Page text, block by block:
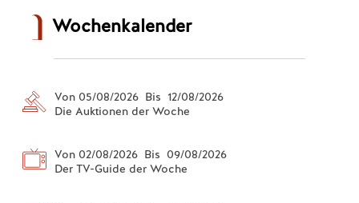
Wochenkalender
Von 05/08/2026 Bis 12/08/2026
Die Auktionen der Woche
Von 02/08/2026 Bis 09/08/2026
Der TV-Guide der Woche